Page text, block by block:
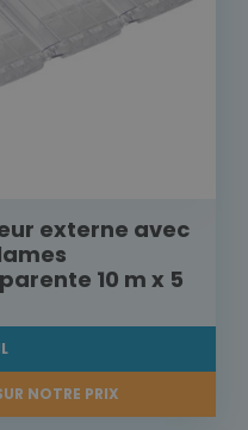
externe avec
10 m x 5
NOTRE PRIX